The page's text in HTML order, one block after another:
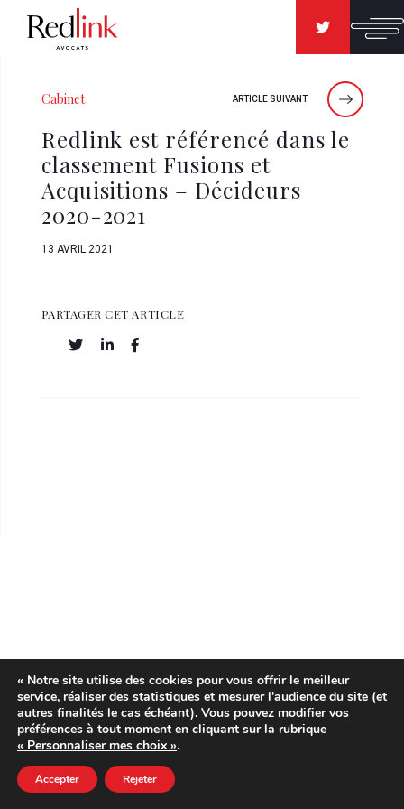
Cabinet ARTICLE SUIVANT
Redlink est référencé dans le
classement Fusions et
Acquisitions – Décideurs
2020-2021
13 AVRIL 2021
PARTAGER CET ARTICLE
« Notre site utilise des cookies pour vous offrir le meilleur
service, réaliser des statistiques et mesurer l'audience du site (et
autres finalités le cas échéant). Vous pouvez modifier vos
préférences à tout moment en cliquant sur la rubrique
« Personnaliser mes choix ».
Accepter Rejeter